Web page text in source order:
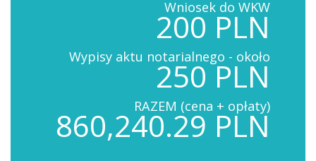
Wniosek do WKW
200 PLN
Wypisy aktu notarialnego - około
250 PLN
RAZEM (cena + opłaty)
860,240.29 PLN